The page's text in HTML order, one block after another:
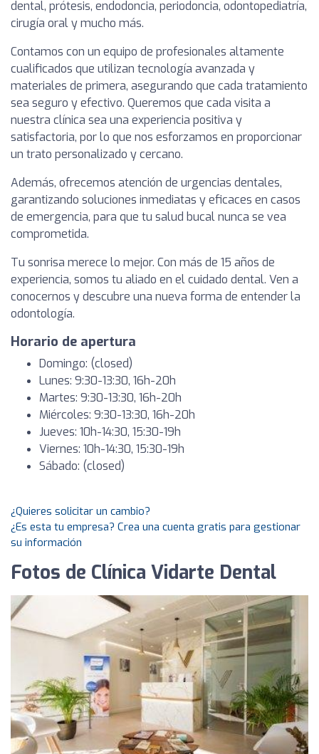
dental, prótesis, endodoncia, periodoncia, odontopediatría,
cirugía oral y mucho más.
Contamos con un equipo de profesionales altamente
cualificados que utilizan tecnología avanzada y
materiales de primera, asegurando que cada tratamiento
sea seguro y efectivo. Queremos que cada visita a
nuestra clínica sea una experiencia positiva y
satisfactoria, por lo que nos esforzamos en proporcionar
un trato personalizado y cercano.
Además, ofrecemos atención de urgencias dentales,
garantizando soluciones inmediatas y eficaces en casos
de emergencia, para que tu salud bucal nunca se vea
comprometida.
Tu sonrisa merece lo mejor. Con más de 15 años de
experiencia, somos tu aliado en el cuidado dental. Ven a
conocernos y descubre una nueva forma de entender la
odontología.
Horario de apertura
Domingo: (closed)
Lunes: 9:30-13:30, 16h-20h
Martes: 9:30-13:30, 16h-20h
Miércoles: 9:30-13:30, 16h-20h
Jueves: 10h-14:30, 15:30-19h
Viernes: 10h-14:30, 15:30-19h
Sábado: (closed)
¿Quieres solicitar un cambio?
¿Es esta tu empresa? Crea una cuenta gratis para gestionar
su información
Fotos de Clínica Vidarte Dental